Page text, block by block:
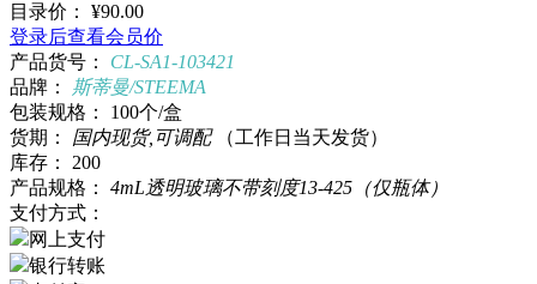
目录价：
¥90.00
登录后查看会员价
产品货号：
CL-SA1-103421
品牌：
斯蒂曼/STEEMA
包装规格：
100个/盒
货期：
国内现货,可调配
（工作日当天发货）
库存：
200
产品规格：
4mL透明玻璃不带刻度13-425（仅瓶体）
支付方式：
网上支付
银行转账